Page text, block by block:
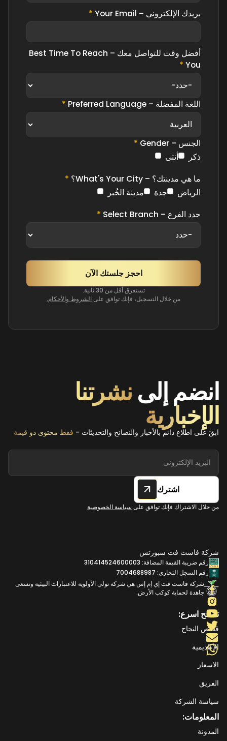
بريدك الإلكتروني – Your Email *
أفضل وقت للتواصل معك – Best Time To Reach
You
*
اللغة المفضلة – Preferred Language *
الجنس – Gender
*
ذكر
أنثى
ما هي مدينتك؟ – What's Your City؟
*
الرياض
جدة
مدينة الخُبر
حدد الفرع – Select Branch
*
تستغرق أقل من 30 ثانية.
من خلال التسجيل، فإنك توافق على الشروط والأحكام.
انضم إلىنشرتنا
الإخبارية
ابقَ على اطلاع دائم بالأخبار والنصائح والتحديثات - فقط محتوى ذو قيمة
اشترك
من خلال الاشتراك فإنك توافق على سياسة الخصوصية
شركة فاست فت سبورتس
رقم ضريبة القيمة المضافة: 310414524600003
رقم السجل التجاري: 7004688987
شركة فاست فت إي إم إس هي شركة تولي الأولوية للاعتبارات البيئية وتسعى
جاهدة لحماية كوكب الأرض.
تصفح اسرع:
قصص النجاح
الأكاديمية
الاسعار
الفريق
سياسة الشركة
المعلومات:
المدونة